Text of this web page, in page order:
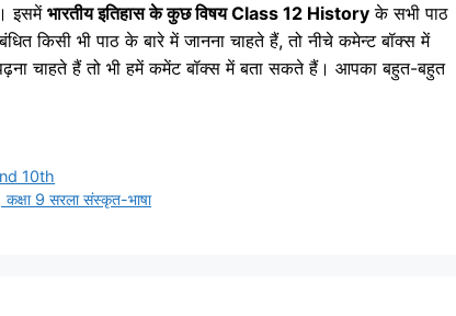
इसमें भारतीय इतिहास के कुछ विषयClass 12 History के सभी पाठ
किसी भी पाठ के बारे में जानना चाहते हैं, तो नीचे कमेन्‍ट बॉक्‍स में
चाहते हैं तो भी हमें कमेंट बॉक्‍स में बता सकते हैं। आपका बहुत-बहुत
10th
9 सरला संस्कृत-भाषा